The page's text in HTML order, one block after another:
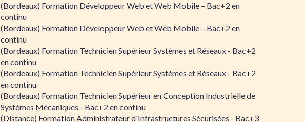
(Bordeaux) Formation Développeur Web et Web Mobile – Bac+2 en
continu
(Bordeaux) Formation Développeur Web et Web Mobile – Bac+2 en
continu
(Bordeaux) Formation Technicien Supérieur Systèmes et Réseaux - Bac+2
en continu
(Bordeaux) Formation Technicien Supérieur Systèmes et Réseaux - Bac+2
en continu
(Bordeaux) Formation Technicien Supérieur en Conception Industrielle de
Systèmes Mécaniques - Bac+2 en continu
(Distance) Formation Administrateur d'Infrastructures Sécurisées - Bac+3